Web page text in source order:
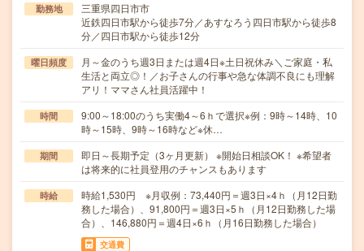
勤務地
三重県四日市市
近鉄四日市駅から徒歩7分／あすなろう四日市駅から徒歩8
分／四日市駅から徒歩12分
曜日頻度
月～金のうち週3日または週4日※土日祝休み＼ご家庭・私
生活と両立◎！／お子さんの行事や急な体調不良にも理解
アリ！ママさん社員活躍中！
時間
9:00～18:00のうち実働4～6ｈで選択※例：9時～14時、10
時～15時、9時～16時など※休…
期間
即日～長期予定（3ヶ月更新） ※開始日相談OK！ ※希望者
は将来的に社員登用のチャンスもあります
時給
時給1,530円 ※月収例：73,440円＝週3日×4ｈ（月12日勤
務した場合）、91,800円＝週3日×5ｈ（月12日勤務した場
合）、146,880円＝週4日×6ｈ（月16日勤務した場合）
交通費